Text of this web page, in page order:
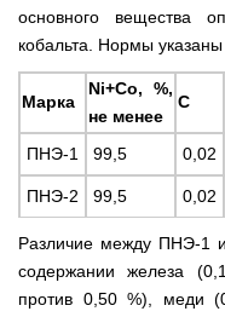
основного вещества
кобальта. Нормы
Марка
Ni+Co, %,
не менее
C
ПНЭ-1 99,5 0,02
ПНЭ-2 99,5 0,02
Различие между ПНЭ-1
содержании железа
против 0,50 %), меди